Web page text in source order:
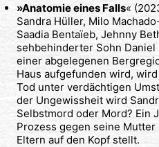
»Anatomie eines Falls«
Sandra Hüller, Milo
Saadia Bentaïeb, Jehnny
sehbehinderter Sohn
einer abgelegenen
Haus aufgefunden wird,
Tod unter verdächtigen
der Ungewissheit wird
Selbstmord oder Mord? Ein
Prozess gegen seine
Eltern auf den Kopf stellt.